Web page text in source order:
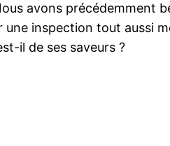
avons précédemment
inspection tout aussi
il de ses saveurs ?